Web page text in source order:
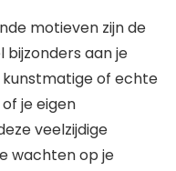
motieven zijn de
bijzonders aan je
of echte
je eigen
veelzijdige
wachten op je